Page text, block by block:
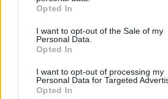
grant or deny consent to Google and
use your data for below specified
consent section.
Opted In
I want to opt-out of the Sale of my
Personal Data.
Opted In
I want to opt-out of processing my
Personal Data for Targeted
Opted In
Cím: Bp. 1053 Magyar u. 12-14.
Az előadás díjtalan, kizárólag
vasárnapi napokon játszuk du. 3
60 perc). Megtekintéséhez be kell
32-20-as telefonszámon, mivel
nézőt tudunk fogadni.